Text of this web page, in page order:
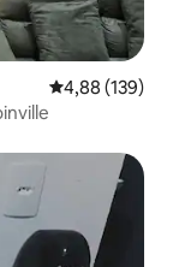
4,88 av 5 i
4,88 (139)